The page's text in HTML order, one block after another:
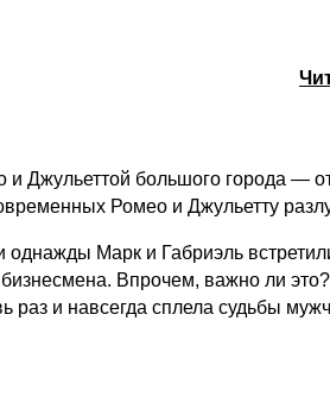
Джульеттой большого города —
Ромео и Джульетту
однажды Марк и Габриэль
Впрочем, важно ли
раз и навсегда сплела судьбы